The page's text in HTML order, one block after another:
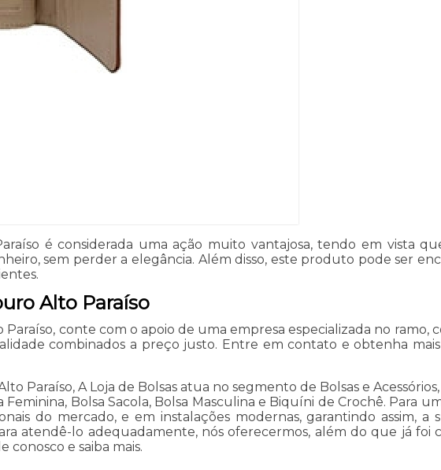
é considerada uma ação muito vantajosa, tendo em vista
sem perder a elegância. Além disso, este produto pode ser
Alto Paraíso
conte com o apoio de uma empresa especializada no ramo,
combinados a preço justo. Entre em contato e obtenha
Paraíso, A Loja de Bolsas atua no segmento de Bolsas e
Bolsa Sacola, Bolsa Masculina e Biquíni de Crochê. Para
do mercado, e em instalações modernas, garantindo assim,
atendê-lo adequadamente, nós oferecermos, além do que já foi
conosco e saiba mais.